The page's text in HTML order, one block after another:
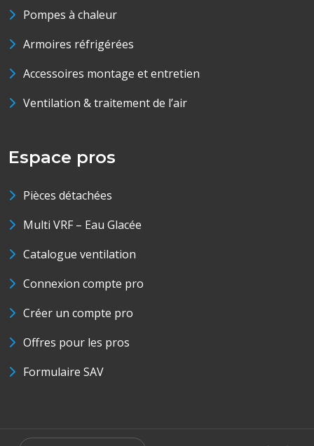
Pompes à chaleur
Armoires réfrigérées
Accessoires montage et entretien
Ventilation & traitement de l’air
Espace pros
Pièces détachées
Multi VRF – Eau Glacée
Catalogue ventilation
Connexion compte pro
Créer un compte pro
Offres pour les pros
Formulaire SAV